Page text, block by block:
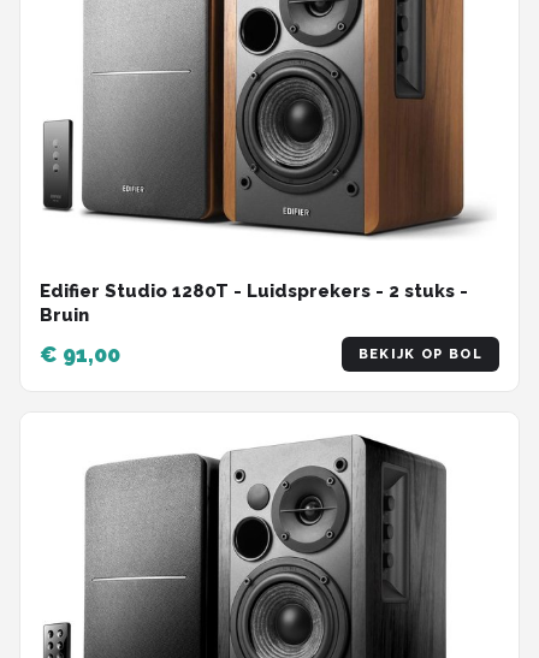
Edifier Studio 1280T - Luidsprekers - 2 stuks -
Bruin
€ 91,00 BEKIJK OP BOL